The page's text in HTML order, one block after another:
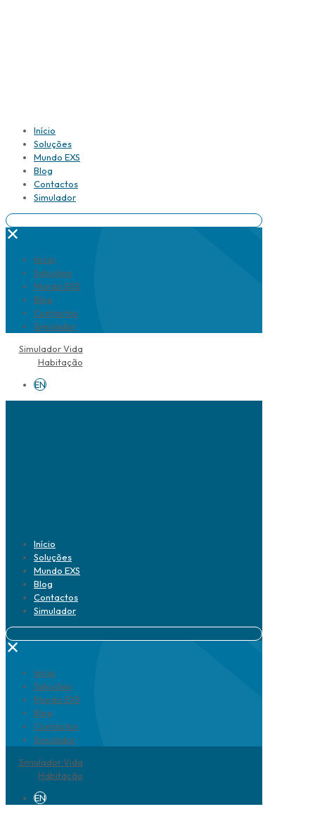
Início
Soluções
Mundo EXS
Blog
Contactos
Simulador
✕
Início
Soluções
Mundo EXS
Blog
Contactos
Simulador
Simulador Vida
Habitação
EN
Início
Soluções
Mundo EXS
Blog
Contactos
Simulador
✕
Início
Soluções
Mundo EXS
Blog
Contactos
Simulador
Simulador Vida
Habitação
EN